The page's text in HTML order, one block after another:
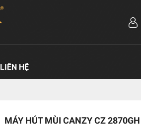
LIÊN HỆ
MÁY HÚT MÙI CANZY CZ 2870GH